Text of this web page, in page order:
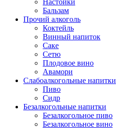
Настойки
Бальзам
Прочий алкоголь
Коктейль
Винный напиток
Саке
Сетю
Плодовое вино
Авамори
Слабоалкогольные напитки
Пиво
Сидр
Безалкогольные напитки
Безалкогольное пиво
Безалкогольное вино